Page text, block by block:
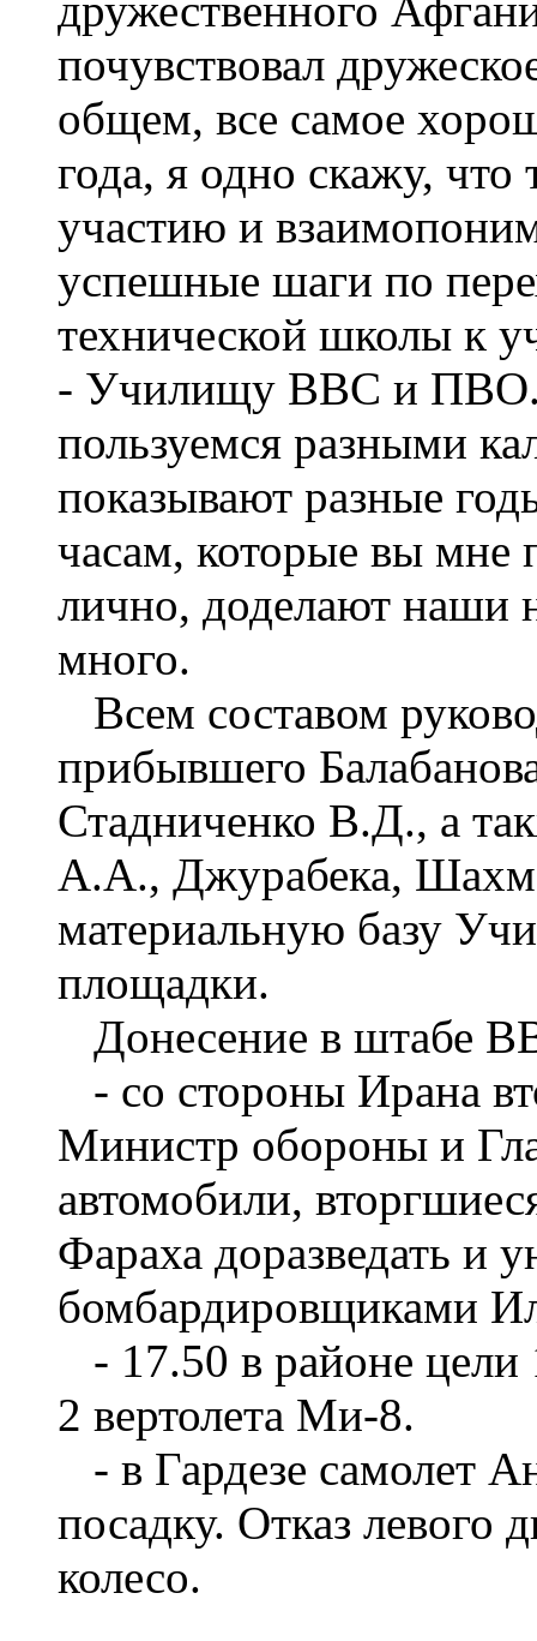
почувствовал
общем, все самое
года, я одно скажу, что
участию и
успешные шаги по
технической школы к
- Училищу ВВС и ПВО.
пользуемся разными
показывают разные
часам, которые вы мне
лично, доделают наши
много.
Всем составом
прибывшего
Стадниченко В.Д., а
А.А., Джурабека,
материальную базу
площадки.
Донесение в штабе
- со стороны Ирана
Министр обороны и
автомобили,
Фараха доразведать и
бомбардировщиками
- 17.50 в районе
2 вертолета Ми-8.
- в Гардезе самолет
посадку. Отказ левого
колесо.